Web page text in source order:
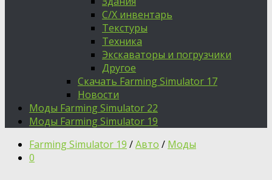
С/Х инвентарь
Текстуры
Техника
Экскаваторы и погрузчики
Другое
Скачать Farming Simulator 17
Новости
Моды Farming Simulator 22
Моды Farming Simulator 19
Farming Simulator 19 /Авто / Моды
0